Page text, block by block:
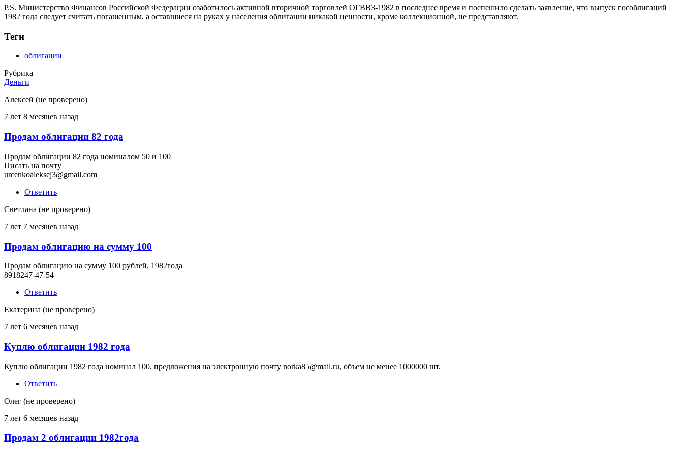
P.S. Министерство Финансов Российской Федерации озаботилось активной вторичной торговлей ОГВВЗ-1982 в последнее время и поспешило сделать заявление, что выпуск гособлигаций
1982 года следует считать погашенным, а оставшиеся на руках у населения облигации никакой ценности, кроме коллекционной, не представляют.
Теги
облигации
Рубрика
Деньги
Алексей (не проверено)
7 лет 8 месяцев назад
Продам облигации 82 года
Продам облигации 82 года номиналом 50 и 100
Писать на почту
urcenkoaleksej3@gmail.com
Ответить
Светлана (не проверено)
7 лет 7 месяцев назад
Продам облигацию на сумму 100
Продам облигацию на сумму 100 рублей, 1982года
8918247-47-54
Ответить
Екатерина (не проверено)
7 лет 6 месяцев назад
Куплю облигации 1982 года
Куплю облигации 1982 года номинал 100, предложения на электронную почту norka85@mail.ru, объем не менее 1000000 шт.
Ответить
Олег (не проверено)
7 лет 6 месяцев назад
Продам 2 облигации 1982года